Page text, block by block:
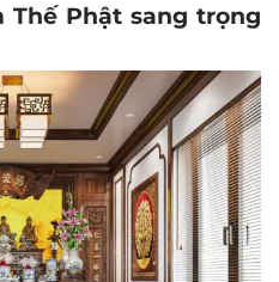
Thế Phật sang trọng